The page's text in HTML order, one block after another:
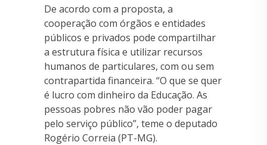
De acordo com a proposta, a
cooperação com órgãos e entidades
públicos e privados pode compartilhar
a estrutura física e utilizar recursos
humanos de particulares, com ou sem
contrapartida financeira. “O que se quer
é lucro com dinheiro da Educação. As
pessoas pobres não vão poder pagar
pelo serviço público”, teme o deputado
Rogério Correia (PT-MG).